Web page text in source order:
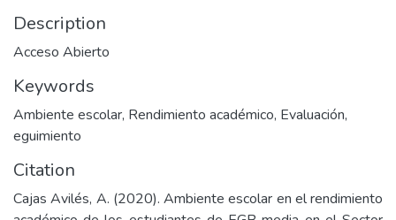
Description
Acceso Abierto
Keywords
Ambiente escolar, Rendimiento académico, Evaluación,
eguimiento
Citation
Cajas Avilés, A. (2020). Ambiente escolar en el rendimiento